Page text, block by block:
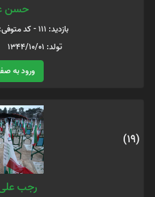
حسن
بازدید: 111 - کد متوفی: 5062926
تولد: 1344/10/01 فوت: 1361/09/17
ورود به
(19)
رجب